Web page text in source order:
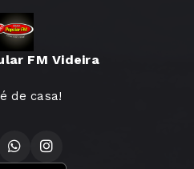
FM Videira
de casa!